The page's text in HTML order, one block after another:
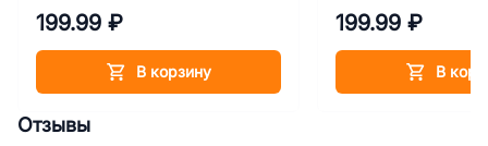
199.99 ₽
В корзину
199.99 ₽
В
Отзывы